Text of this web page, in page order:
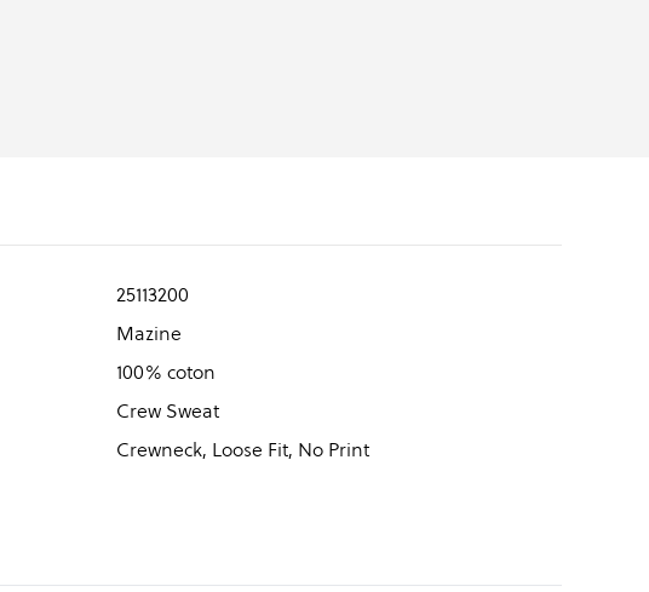
25113200
Mazine
100% coton
Crew Sweat
Crewneck, Loose Fit, No Print